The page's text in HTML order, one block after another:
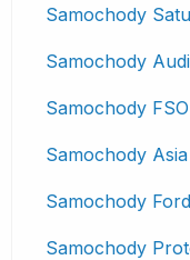
Samochody
Samochody Audi
Samochody FSO
Samochody
Samochody Ford
Samochody